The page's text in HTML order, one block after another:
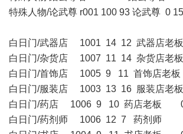
特殊人物/论武尊 r001 100 93 论武尊 0
白日门/武器店 1001 14 12 武器店
白日门/杂货店 1007 11 14 杂货店
白日门/首饰店 1005 9 11 首饰店
白日门/服装店 1003 13 16 服装店
白日门/药店 1006 9 10 药店老板
白日门/药剂师 1006 12 7 药剂